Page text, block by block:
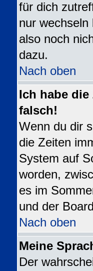
für dich
nur
also noch
dazu.
Nach oben
Ich habe
falsch!
Wenn du dir
die Zeiten
System auf
worden,
es im
und der
Nach oben
Meine
Der